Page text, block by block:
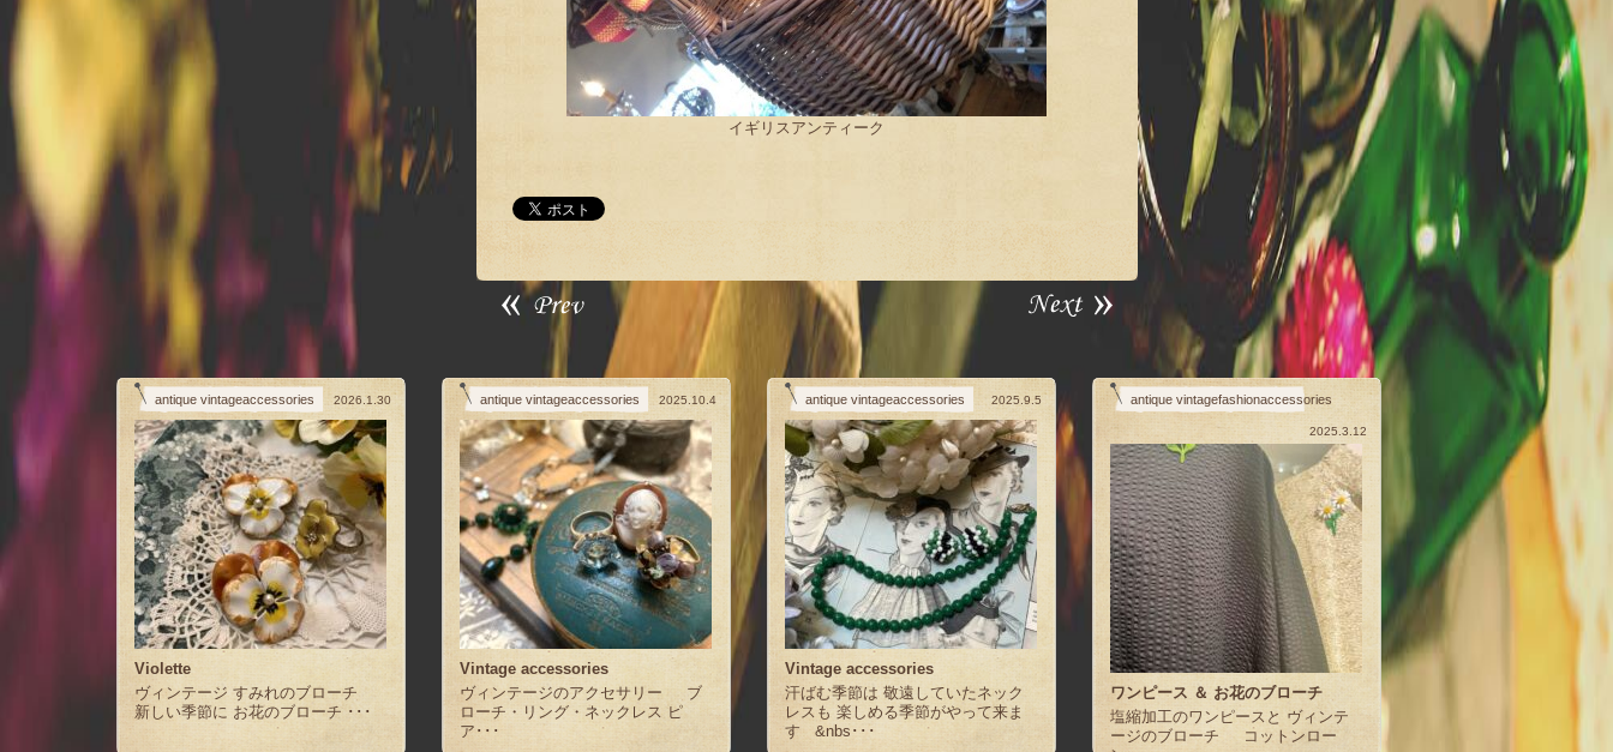
イギリスアンティーク
antique vintageaccessories 2026.1.30
Violette
ヴィンテージ すみれのブローチ
新しい季節に お花のブローチ ･･･
antique vintageaccessories 2025.10.4
Vintage accessories
ヴィンテージのアクセサリー ブ
ローチ・リング・ネックレス ピ
ア･･･
antique vintageaccessories 2025.9.5
Vintage accessories
汗ばむ季節は 敬遠していたネック
レスも 楽しめる季節がやって来ま
す &nbs･･･
antique vintagefashionaccessories
2025.3.12
ワンピース ＆ お花のブローチ
塩縮加工のワンピースと ヴィンテ
ージのブローチ コットンロー